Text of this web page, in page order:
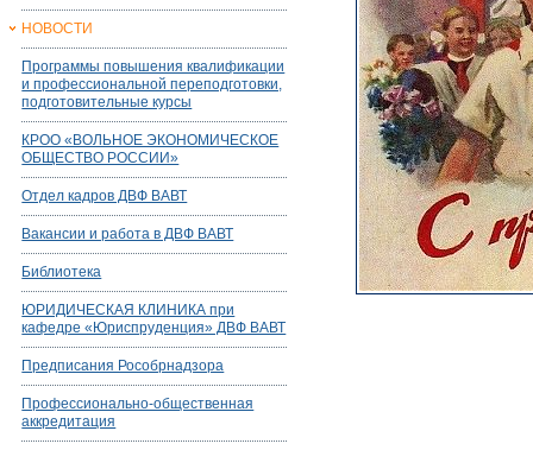
НОВОСТИ
Программы повышения квалификации
и профессиональной переподготовки,
подготовительные курсы
КРОО «ВОЛЬНОЕ ЭКОНОМИЧЕСКОЕ
ОБЩЕСТВО РОССИИ»
Отдел кадров ДВФ ВАВТ
Вакансии и работа в ДВФ ВАВТ
Библиотека
ЮРИДИЧЕСКАЯ КЛИНИКА при
кафедре «Юриспруденция» ДВФ ВАВТ
Предписания Рособрнадзора
Профессионально-общественная
аккредитация